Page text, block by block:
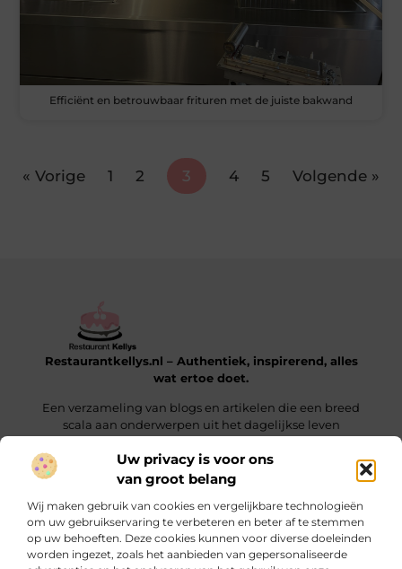
Uw privacy is voor ons
van groot belang
Wij maken gebruik van cookies en vergelijkbare technologieën
om uw gebruikservaring te verbeteren en beter af te stemmen
op uw behoeften. Deze cookies kunnen voor diverse doeleinden
worden ingezet, zoals het aanbieden van gepersonaliseerde
Efficiënt en betrouwbaar frituren met de juiste bakwand
« Vorige 1 2 3 4 5 Volgende »
Restaurantkellys.nl – Authentiek, inspirerend, alles
wat ertoe doet.
Een verzameling van blogs en artikelen die een breed
scala aan onderwerpen uit het dagelijkse leven
Onze informatie
Bericht categorie